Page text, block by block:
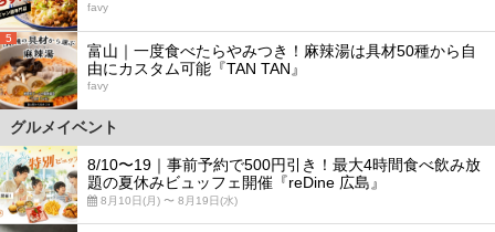
favy
5
富山｜一度食べたらやみつき！麻辣湯は具材50種から自
由にカスタム可能『TAN TAN』
favy
グルメイベント
8/10〜19｜事前予約で500円引き！最大4時間食べ飲み放
題の夏休みビュッフェ開催『reDine 広島』
8月10日(月) 〜 8月19日(水)